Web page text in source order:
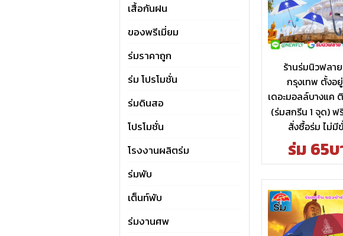
เสื้อกันฝน
ของพรีเมี่ยม
ร่มราคาถูก
ร่ม โปรโมชั่น
ร่มดินสอ
โปรโมชั่น
โรงงานผลิตร่ม
ร่มพับ
เต็นท์พับ
ร่มงานศพ
ร้านร่มนิวฟลา
กรุงเทพ ตั้งอ
เดอะมอลล์บางแค
(ร่มสกรีน 1 จุด) ฟ
สั่งซื้อร่ม ไม่มี
ร่ม 65